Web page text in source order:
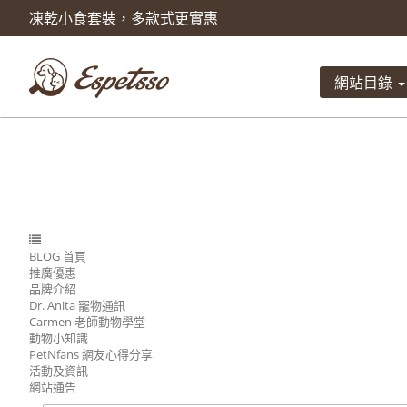
凍乾小食套裝，多款式更實惠
產品已被加入到購物車
數量
總計
網站目錄
BLOG 首頁
推廣優惠
品牌介紹
Dr. Anita 寵物通訊
Carmen 老師動物學堂
動物小知識
PetNfans 網友心得分享
活動及資訊
網站通告